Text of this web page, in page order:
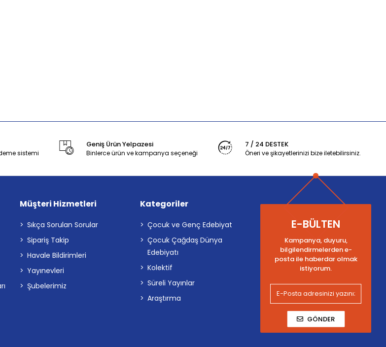
sistemi
Geniş Ürün Yelpazesi
Binlerce ürün ve kampanya seçeneği
7 / 24 DESTEK
Öneri ve şikayetlerinizi bize iletebilirsiniz.
Müşteri Hizmetleri
Sıkça Sorulan Sorular
Sipariş Takip
Havale Bildirimleri
Yayınevleri
Şubelerimiz
Kategoriler
Çocuk ve Genç Edebiyat
Çocuk Çağdaş Dünya
Edebiyatı
Kolektif
Süreli Yayınlar
Araştırma
E-BÜLTEN
Kampanya, duyuru,
bilgilendirmelerden e-
posta ile haberdar olmak
istiyorum.
GÖNDER